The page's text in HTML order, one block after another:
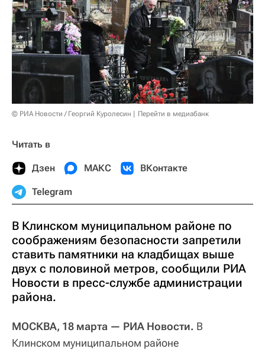
© РИА Новости / Георгий Куролесин Перейти в медиабанк
Читать в
Дзен МАКС ВКонтакте
Telegram
В Клинском муниципальном районе по
соображениям безопасности запретили
ставить памятники на кладбищах выше
двух с половиной метров, сообщили РИА
Новости в пресс-службе администрации
района.
МОСКВА, 18 марта — РИА Новости. В
Клинском муниципальном районе